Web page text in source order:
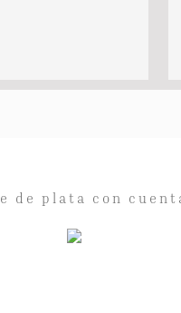
de plata con